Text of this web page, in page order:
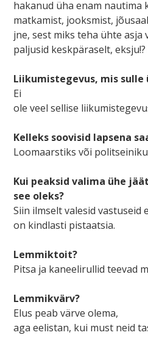
hakanud üha enam nautima
matkamist, jooksmist,
jne, sest miks teha ühte asja
paljusid keskpäraselt, eksju!?
Liikumistegevus, mis sulle
Ei
ole veel sellise
Kelleks soovisid lapsena
Loomaarstiks või
Kui peaksid valima ühe
see oleks?
Siin ilmselt valesid vastuseid
on kindlasti pistaatsia.
Lemmiktoit?
Pitsa ja kaneelirullid teevad
Lemmikvärv?
Elus peab värve olema,
aga eelistan, kui must neid